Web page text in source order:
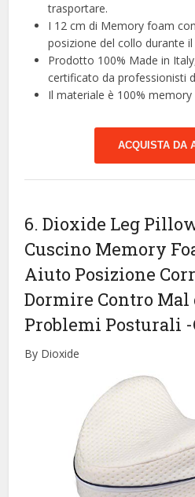
trasportare.
I 12 cm di Memory foam
posizione del collo durante
Prodotto 100% Made in
certificato da professionisti
Il materiale è 100%
ACQUISTA DA
6. Dioxide Leg
Cuscino Memory
Aiuto Posizione
Dormire Contro Mal
Problemi Posturali
By Dioxide